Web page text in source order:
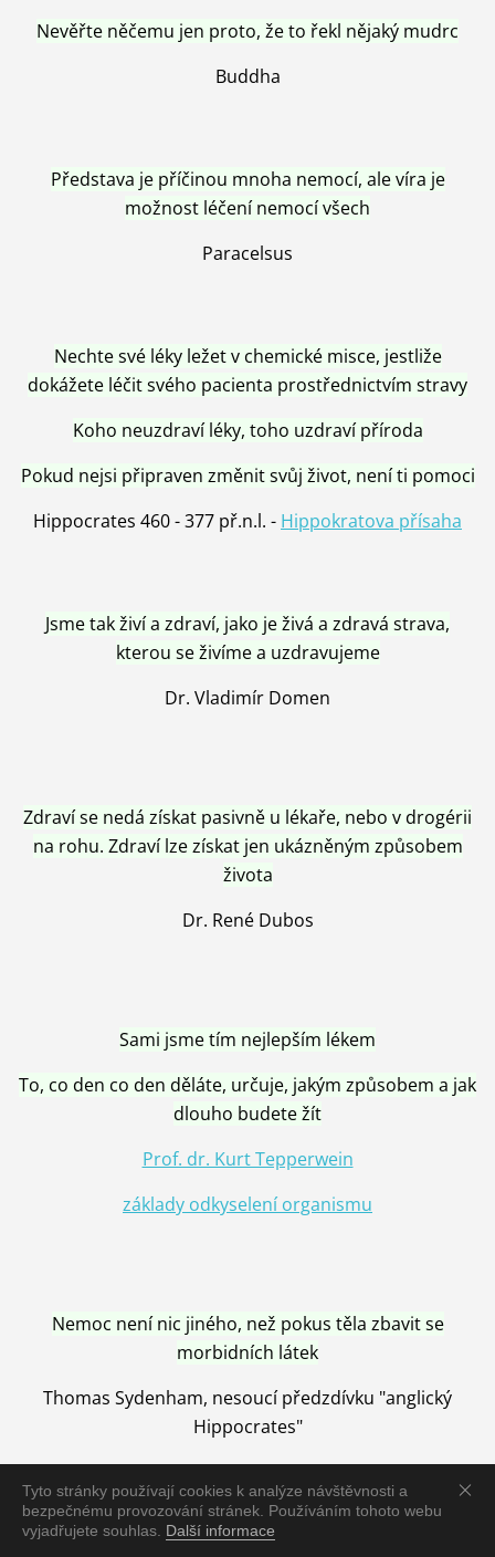
Tyto stránky používají cookies k analýze návštěvnosti a
bezpečnému provozování stránek. Používáním tohoto webu
vyjadřujete souhlas. Další informace
Nevěřte něčemu jen proto, že to řekl nějaký mudrc
Buddha
Představa je příčinou mnoha nemocí, ale víra je
možnost léčení nemocí všech
Paracelsus
Nechte své léky ležet v chemické misce, jestliže
dokážete léčit svého pacienta prostřednictvím stravy
Koho neuzdraví léky, toho uzdraví příroda
Pokud nejsi připraven změnit svůj život, není ti pomoci
Hippocrates 460 - 377 př.n.l. - Hippokratova přísaha
Jsme tak živí a zdraví, jako je živá a zdravá strava,
kterou se živíme a uzdravujeme
Dr. Vladimír Domen
Zdraví se nedá získat pasivně u lékaře, nebo v drogérii
na rohu. Zdraví lze získat jen ukázněným způsobem
života
Dr. René Dubos
Sami jsme tím nejlepším lékem
To, co den co den děláte, určuje, jakým způsobem a jak
dlouho budete žít
Prof. dr. Kurt Tepperwein
základy odkyselení organismu
Nemoc není nic jiného, než pokus těla zbavit se
morbidních látek
Thomas Sydenham, nesoucí předzdívku "anglický
Hippocrates"
Nemoc je vyléčena jen pomocí Přírody, neutralizací a